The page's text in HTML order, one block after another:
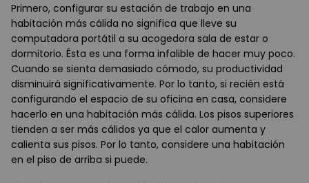
Primero, configurar su estación de trabajo en una
habitación más cálida no significa que lleve su
computadora portátil a su acogedora sala de estar o
dormitorio. Ésta es una forma infalible de hacer muy poco.
Cuando se sienta demasiado cómodo, su productividad
disminuirá significativamente. Por lo tanto, si recién está
configurando el espacio de su oficina en casa, considere
hacerlo en una habitación más cálida. Los pisos superiores
tienden a ser más cálidos ya que el calor aumenta y
calienta sus pisos. Por lo tanto, considere una habitación
en el piso de arriba si puede.